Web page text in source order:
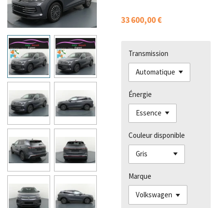
33 600,00 €
Transmission
Énergie
Couleur disponible
Marque